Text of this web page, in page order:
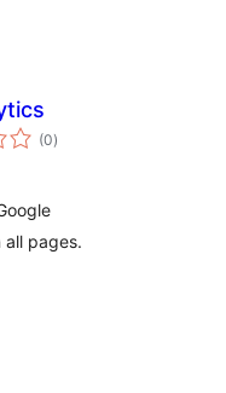
(0कुल
रेटिङ्गहरू
)
pages.